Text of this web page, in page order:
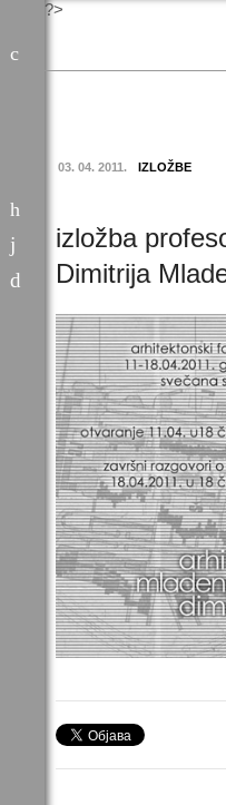
?>
03. 04. 2011. IZLOŽBE
izložba
Dimitrija